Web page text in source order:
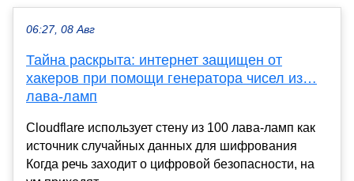
06:27, 08 Авг
Тайна раскрыта: интернет защищен от
хакеров при помощи генератора чисел из…
лава-ламп
Cloudflare использует стену из 100 лава-ламп как
источник случайных данных для шифрования
Когда речь заходит о цифровой безопасности, на